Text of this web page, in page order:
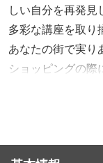
しい自分を再発見
多彩な講座を取り
あなたの街で実り
ショッピングの